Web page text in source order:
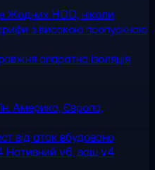
Жодних HDD, ніколи
з високою пропускною
апаратна ізоляція
Америка, Європа,
від атак вбудовано
Нативний v6, ваш v4